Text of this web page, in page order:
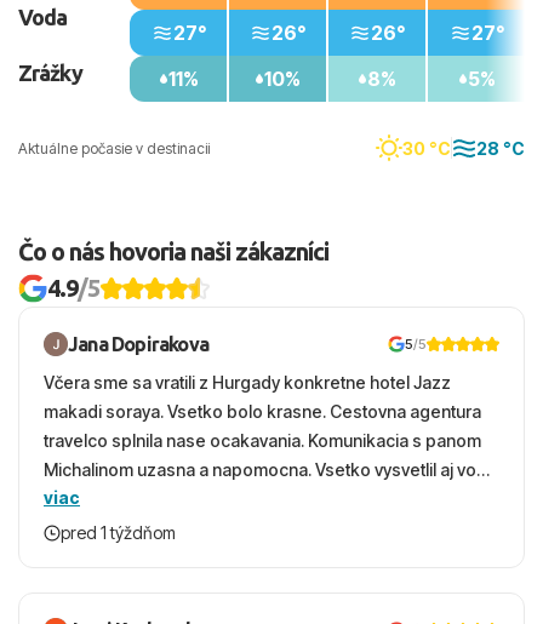
Aktuálne počasie v destinacii 30 °C 28 °C
Voda
Zrážky
27°
11%
26°
10%
26°
8%
27°
5%
Čo o nás hovoria naši zákazníci
4.9/5
Jana Dopirakova 5/5
Včera sme sa vratili z Hurgady konkretne hotel Jazz
makadi soraya. Vsetko bolo krasne. Cestovna agentura
travelco splnila nase ocakavania. Komunikacia s panom
Michalinom uzasna a napomocna. Vsetko vysvetlil aj vo
vecernych hodinach zaco sa ospravedlnujem. Hotel
krasny, cisty. Sluzby top. Strava, prostredie, more,
viac
pred 1 týždňom